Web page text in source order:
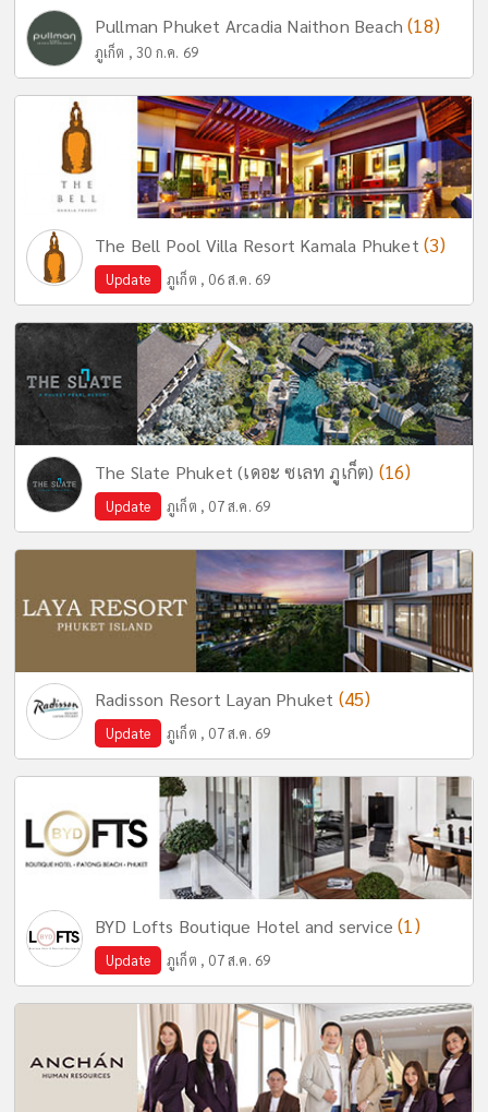
Pullman Phuket Arcadia Naithon Beach(18)
ภูเก็ต , 30 ก.ค. 69
The Bell Pool Villa Resort Kamala Phuket (3)
Update ภูเก็ต , 06 ส.ค. 69
The Slate Phuket (เดอะ ซเลท ภูเก็ต) (16)
Update ภูเก็ต , 07 ส.ค. 69
Radisson Resort Layan Phuket (45)
Update ภูเก็ต , 07 ส.ค. 69
BYD Lofts Boutique Hotel and service(1)
Update ภูเก็ต , 07 ส.ค. 69